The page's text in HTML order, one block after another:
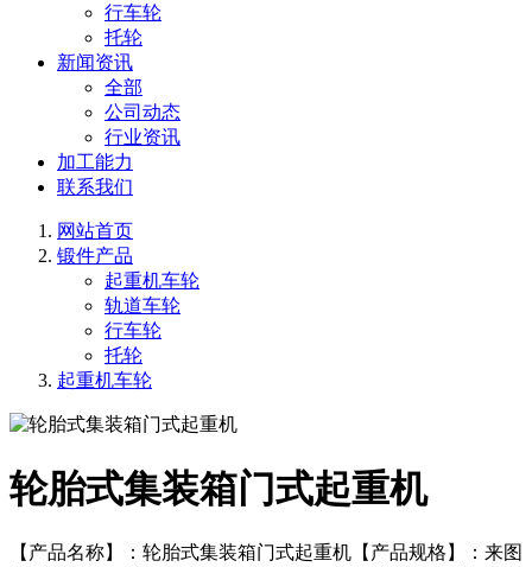
行车轮
托轮
新闻资讯
全部
公司动态
行业资讯
加工能力
联系我们
网站首页
锻件产品
起重机车轮
轨道车轮
行车轮
托轮
起重机车轮
轮胎式集装箱门式起重机
【产品名称】：轮胎式集装箱门式起重机【产品规格】：来图